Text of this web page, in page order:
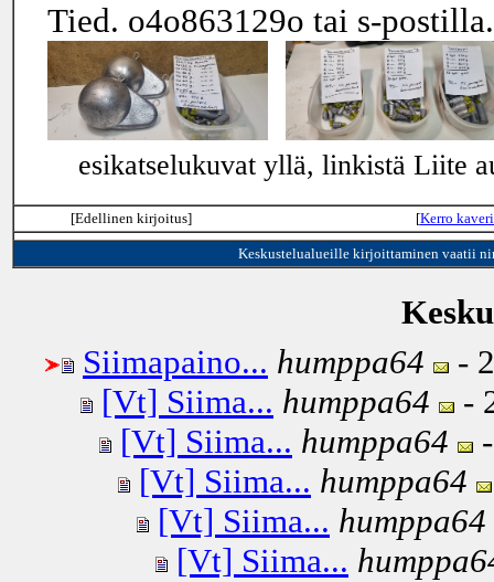
Tied. o4o863129o tai s-postilla.
esikatselukuvat yllä, linkistä Liite
[Edellinen kirjoitus] [Kerro
Keskustelualueille kirjoittaminen vaatii
Siimapaino... humppa64
-
[Vt] Siima... humppa64
-
[Vt] Siima... humppa64
[Vt] Siima... humppa64
[Vt] Siima... humppa64
[Vt] Siima...